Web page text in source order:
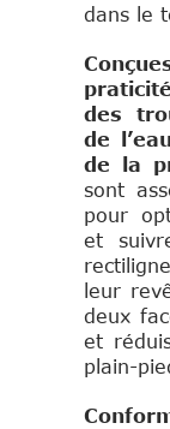
dans le
des
de
de la
sont
pour
et
leur
deux
et
plain-